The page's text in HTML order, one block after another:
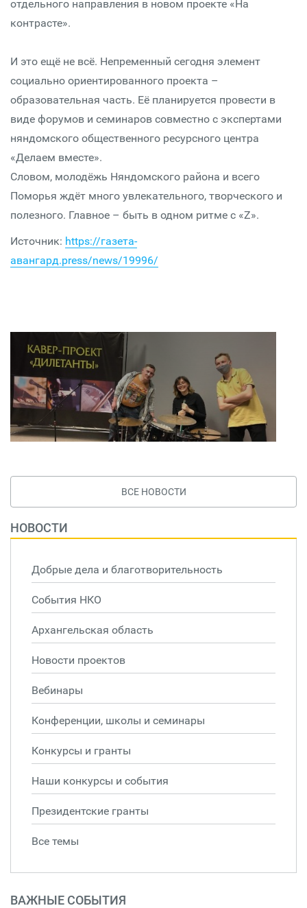
отдельного направления в новом проекте «На
контрасте».
И это ещё не всё. Непременный сегодня элемент
социально ориентированного проекта –
образовательная часть. Её планируется провести в
виде форумов и семинаров совместно с экспертами
няндомского общественного ресурсного центра
«Делаем вместе».
Словом, молодёжь Няндомского района и всего
Поморья ждёт много увлекательного, творческого и
полезного. Главное – быть в одном ритме с «Z».
Источник: https://газета-
авангард.press/news/19996/
ВСЕ НОВОСТИ
НОВОСТИ
Добрые дела и благотворительность
События НКО
Архангельская область
Новости проектов
Вебинары
Конференции, школы и семинары
Конкурсы и гранты
Наши конкурсы и события
Президентские гранты
Все темы
ВАЖНЫЕ СОБЫТИЯ